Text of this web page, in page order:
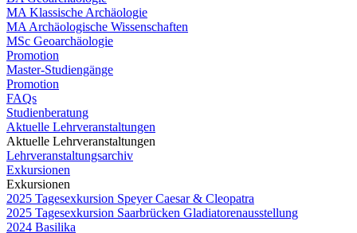
MA Klassische Archäologie
MA Archäologische Wissenschaften
MSc Geoarchäologie
Promotion
Master-Studiengänge
Promotion
FAQs
Studienberatung
Aktuelle Lehrveranstaltungen
Aktuelle Lehrveranstaltungen
Lehrveranstaltungsarchiv
Exkursionen
Exkursionen
2025 Tagesexkursion Speyer Caesar & Cleopatra
2025 Tagesexkursion Saarbrücken Gladiatorenausstellung
2024 Basilika